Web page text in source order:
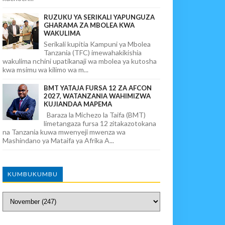
RUZUKU YA SERIKALI YAPUNGUZA
GHARAMA ZA MBOLEA KWA
WAKULIMA
Serikali kupitia Kampuni ya Mbolea
Tanzania (TFC) imewahakikishia
wakulima nchini upatikanaji wa mbolea ya kutosha
kwa msimu wa kilimo wa m...
BMT YATAJA FURSA 12 ZA AFCON
2027, WATANZANIA WAHIMIZWA
KUJIANDAA MAPEMA
Baraza la Michezo la Taifa (BMT)
limetangaza fursa 12 zitakazotokana
na Tanzania kuwa mwenyeji mwenza wa
Mashindano ya Mataifa ya Afrika A...
KUMBUKUMBU